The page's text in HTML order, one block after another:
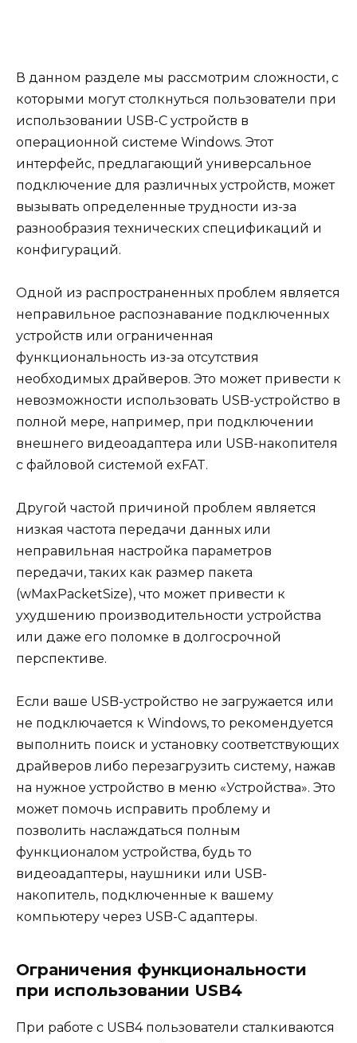
В данном разделе мы рассмотрим сложности, с
которыми могут столкнуться пользователи при
использовании USB-C устройств в
операционной системе Windows. Этот
интерфейс, предлагающий универсальное
подключение для различных устройств, может
вызывать определенные трудности из-за
разнообразия технических спецификаций и
конфигураций.
Одной из распространенных проблем является
неправильное распознавание подключенных
устройств или ограниченная
функциональность из-за отсутствия
необходимых драйверов. Это может привести к
невозможности использовать USB-устройство в
полной мере, например, при подключении
внешнего видеоадаптера или USB-накопителя
с файловой системой exFAT.
Другой частой причиной проблем является
низкая частота передачи данных или
неправильная настройка параметров
передачи, таких как размер пакета
(wMaxPacketSize), что может привести к
ухудшению производительности устройства
или даже его поломке в долгосрочной
перспективе.
Если ваше USB-устройство не загружается или
не подключается к Windows, то рекомендуется
выполнить поиск и установку соответствующих
драйверов либо перезагрузить систему, нажав
на нужное устройство в меню «Устройства». Это
может помочь исправить проблему и
позволить наслаждаться полным
функционалом устройства, будь то
видеоадаптеры, наушники или USB-
накопитель, подключенные к вашему
компьютеру через USB-C адаптеры.
Ограничения функциональности
при использовании USB4
При работе с USB4 пользователи сталкиваются